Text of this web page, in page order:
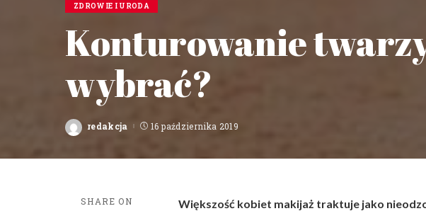
ZDROWIE I URODA
Konturowanie
wybrać?
Posted
redakcja 16 października 2019
SHARE ON
Większość kobiet makijaż traktuje jako